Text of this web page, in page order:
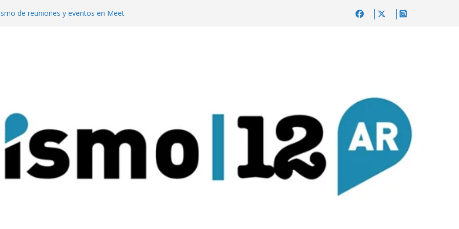
de reuniones y eventos en Meet